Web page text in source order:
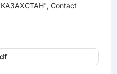
Contact